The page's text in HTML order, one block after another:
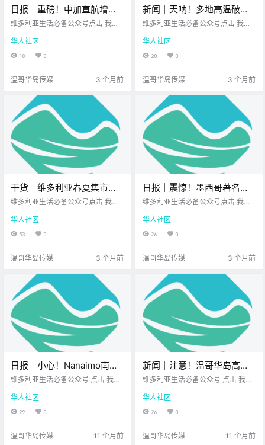
日报｜重磅！中加直航增
班，客货运频次将迎来大幅
维多利亚生活必备公众号点击 我在
想一直在你身边维多利亚正宗越南
米粉店您值得信赖的地产经纪公元2
026年4月21日 农历3月5日 星期二
气象.
华人社区
18 0
温哥华岛传媒 3 个月前
新闻｜天呐！多地高温破纪
录，温哥华岛今春首场山火
今年取消！
维多利亚生活必备公众号点击 我在
想一直在你身边维多利亚顶级科创
学校北美最大亚洲超市 大家周一好
呀！ 开启新的一周 阳光照进了窗户
心情 既然.
华人社区
20 0
温哥华岛传媒 3 个月前
干货｜维多利亚春夏集市回
归啦！收下这份宝藏集市清
维多利亚生活必备公众号点击 我在
想一直在你身边北美最大亚洲超市
维多利亚自助火锅店 大维多利亚地
区的 市集季正式回归啦！ 这里有新
好物 还有现.
华人社区
53 0
温哥华岛传媒 3 个月前
日报｜震惊！墨西哥著名景
点发生枪击案，一名加拿大
发事件，航船延误6小时！
维多利亚生活必备公众号点击 我在
想一直在你身边维多利亚正宗越南
米粉店您值得信赖的地产经纪公元2
026年4月20日 农历3月4日 星期
周气象.
华人社区
26 0
温哥华岛传媒 3 个月前
日报｜小心！Nanaimo南部
发现新山火！Saanich
池关闭检修！
维多利亚生活必备公众号 点击 我在
华人社区
29 0
温哥华岛传媒 11 个月前
新闻｜注意！温哥华岛高温
预警来袭！维多利亚超人气
维多利亚生活必备公众号 点击 我在
想一直在你身边 大家周一好呀~ 新
的一周状态如何 希望你开了个好头
华人社区
26 0
温哥华岛传媒 11 个月前